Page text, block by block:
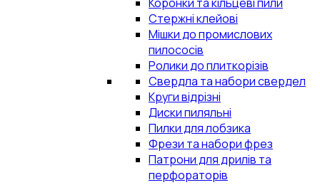
Стержні клейові
Мішки до промислових
пилососів
Ролики до плиткорізів
Свердла та набори свердел
Круги відрізні
Диски пиляльні
Пилки для лобзика
Фрези та набори фрез
Патрони для дрилів та
перфораторів